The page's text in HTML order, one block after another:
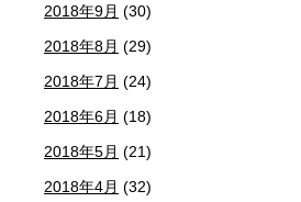
2018年9月 (30)
2018年8月 (29)
2018年7月 (24)
2018年6月 (18)
2018年5月 (21)
2018年4月 (32)